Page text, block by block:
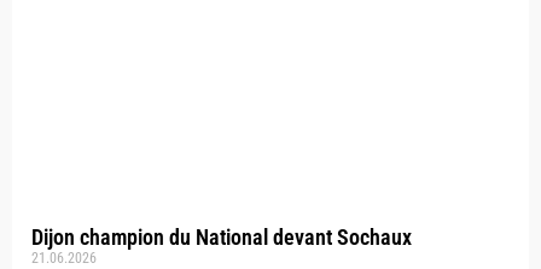
Dijon champion du National devant Sochaux
21.06.2026